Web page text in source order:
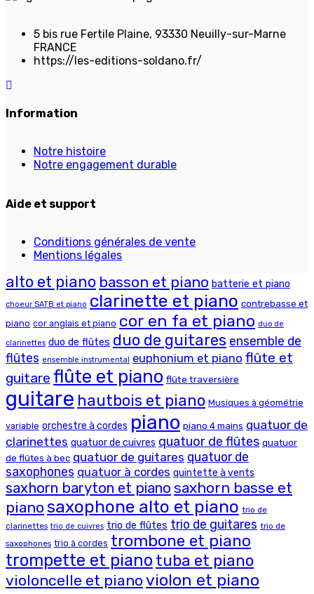
5 bis rue Fertile Plaine, 93330 Neuilly-sur-Marne
FRANCE
https://les-editions-soldano.fr/
Information
Notre histoire
Notre engagement durable
Aide et support
Conditions générales de vente
Mentions légales
alto et piano basson et piano batterie et piano
choeur SATB et piano clarinette et piano contrebasse et
piano cor anglais et piano cor en fa et piano duo de
clarinettes duo de flûtes duo de guitares ensemble de
flûtes ensemble instrumental euphonium et piano flûte et
guitare flûte et piano flûte traversière
guitare hautbois et piano Musiques à géométrie
variable orchestre à cordes piano piano 4 mains quatuor de
clarinettes quatuor de cuivres quatuor de flûtes quatuor
de flûtes à bec quatuor de guitares quatuor de
saxophones quatuor à cordes quintette à vents
saxhorn baryton et piano saxhorn basse et
piano saxophone alto et piano trio de
clarinettes trio de cuivres trio de flûtes trio de guitares trio de
saxophones trio à cordes trombone et piano
trompette et piano tuba et piano
violoncelle et piano violon et piano